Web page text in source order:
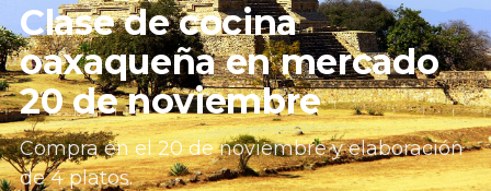
Clase de cocina
oaxaqueña en mercado
20 de noviembre
Compra en el 20 de noviembre y elaboración
de 4 platos.